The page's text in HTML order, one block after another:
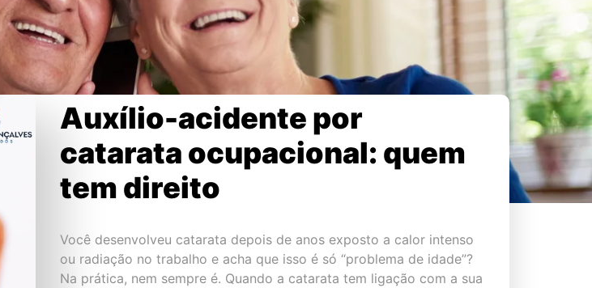
Auxílio-acidente por
catarata ocupacional: quem
tem direito
Você desenvolveu catarata depois de anos exposto a calor intenso
ou radiação no trabalho e acha que isso é só “problema de idade”?
Na prática, nem sempre é. Quando a catarata tem ligação com a sua